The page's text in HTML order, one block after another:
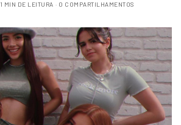
1 MIN DE LEITURA 0 COMPARTILHAMENTOS